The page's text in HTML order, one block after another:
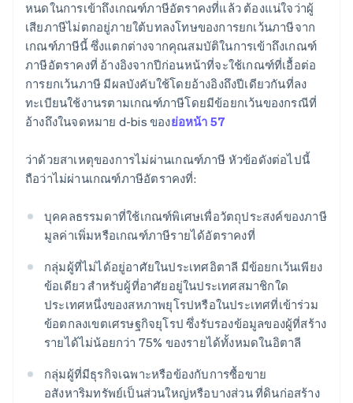
หนดในการเข้าถึงเกณฑ์ภาษีอัตราคงที่แล้ว ต้องแน่ใจว่าผู้
เสียภาษีไม่ตกอยู่ภายใต้บทลงโทษของการยกเว้นภาษีจาก
เกณฑ์ภาษีนี้ ซึ่งแตกต่างจากคุณสมบัติในการเข้าถึงเกณฑ์
ภาษีอัตราคงที่ อ้างอิงจากปีก่อนหน้าที่จะใช้เกณฑ์ที่เอื้อต่อ
การยกเว้นภาษี มีผลบังคับใช้โดยอ้างอิงถึงปีเดียวกันที่ลง
ทะเบียนใช้งานรตามเกณฑ์ภาษีโดยมีข้อยกเว้นของกรณีที่
อ้างถึงในจดหมาย d-bis ของย่อหน้า 57
ว่าด้วยสาเหตุของการไม่ผ่านเกณฑ์ภาษี หัวข้อดังต่อไปนี้
ถือว่าไม่ผ่านเกณฑ์ภาษีอัตราคงที่:
บุคคลธรรมดาที่ใช้เกณฑ์พิเศษเพื่อวัตถุประสงค์ของภาษี
มูลค่าเพิ่มหรือเกณฑ์ภาษีรายได้อัตราคงที่
กลุ่มผู้ที่ไม่ได้อยู่อาศัยในประเทศอิตาลี มีข้อยกเว้นเพียง
ข้อเดียว สําหรับผู้ที่อาศัยอยู่ในประเทศสมาชิกใด
ประเทศหนึ่งของสหภาพยุโรปหรือในประเทศที่เข้าร่วม
ข้อตกลงเขตเศรษฐกิจยุโรป ซึ่งรับรองข้อมูลของผู้ที่สร้าง
รายได้ไม่น้อยกว่า 75% ของรายได้ทั้งหมดในอิตาลี
กลุ่มผู้ที่มีธุรกิจเฉพาะหรือข้องกับการซื้อขาย
อสังหาริมทรัพย์เป็นส่วนใหญ่หรือบางส่วน ที่ดินก่อสร้าง